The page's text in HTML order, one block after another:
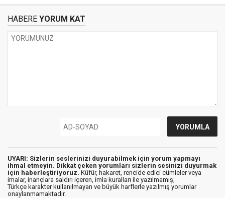
HABERE YORUM KAT
UYARI: Sizlerin seslerinizi duyurabilmek için yorum yapmayı
ihmal etmeyin. Dikkat çeken yorumları sizlerin sesinizi duyurmak
için haberleştiriyoruz. Küfür, hakaret, rencide edici cümleler veya
imalar, inançlara saldırı içeren, imla kuralları ile yazılmamış,
Türkçe karakter kullanılmayan ve büyük harflerle yazılmış yorumlar
onaylanmamaktadır.